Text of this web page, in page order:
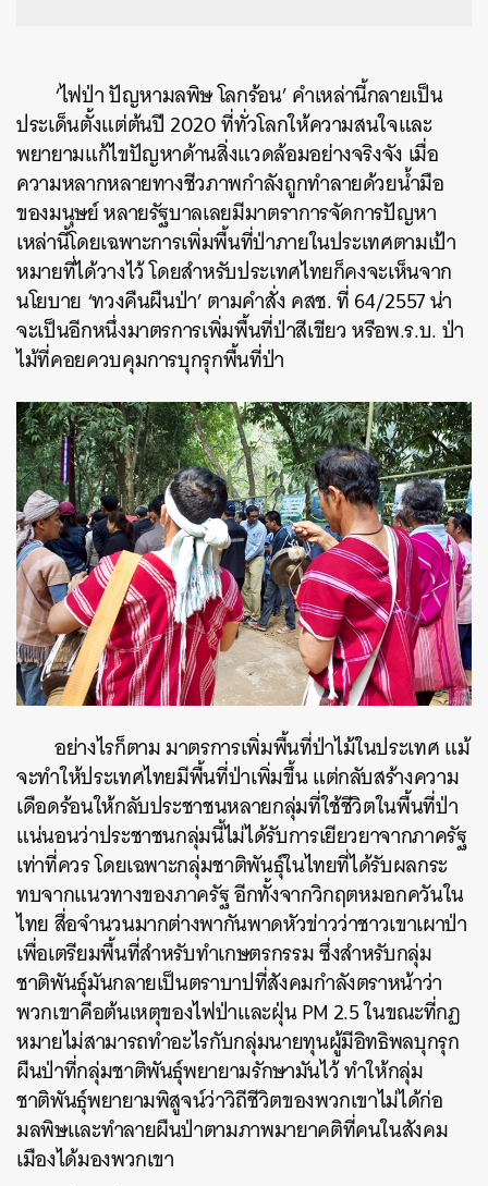
‘ไฟป่า ปัญหามลพิษ โลกร้อน’ คำเหล่านี้กลายเป็น
ประเด็นตั้งแต่ต้นปี 2020 ที่ทั่วโลกให้ความสนใจและ
พยายามแก้ไขปัญหาด้านสิ่งแวดล้อมอย่างจริงจัง เมื่อ
ความหลากหลายทางชีวภาพกำลังถูกทำลายด้วยน้ำมือ
ของมนุษย์ หลายรัฐบาลเลยมีมาตราการจัดการปัญหา
เหล่านี้โดยเฉพาะการเพิ่มพื้นที่ป่าภายในประเทศตามเป้า
หมายที่ได้วางไว้ โดยสำหรับประเทศไทยก็คงจะเห็นจาก
นโยบาย ‘ทวงคืนผืนป่า’ ตามคำสั่ง คสช. ที่ 64/2557 น่า
จะเป็นอีกหนึ่งมาตรการเพิ่มพื้นที่ป่าสีเขียว หรือพ.ร.บ. ป่า
ไม้ที่คอยควบคุมการบุกรุกพื้นที่ป่า
อย่างไรก็ตาม มาตรการเพิ่มพื้นที่ป่าไม้ในประเทศ แม้
จะทำให้ประเทศไทยมีพื้นที่ป่าเพิ่มขึ้น แต่กลับสร้างความ
เดือดร้อนให้กลับประชาชนหลายกลุ่มที่ใช้ชีวิตในพื้นที่ป่า
แน่นอนว่าประชาชนกลุ่มนี้ไม่ได้รับการเยียวยาจากภาครัฐ
เท่าที่ควร โดยเฉพาะกลุ่มชาติพันธุ์ในไทยที่ได้รับผลกระ
ทบจากแนวทางของภาครัฐ อีกทั้งจากวิกฤตหมอกควันใน
ไทย สื่อจำนวนมากต่างพากันพาดหัวข่าวว่าชาวเขาเผาป่า
เพื่อเตรียมพื้นที่สำหรับทำเกษตรกรรม ซึ่งสำหรับกลุ่ม
ชาติพันธุ์มันกลายเป็นตราบาปที่สังคมกำลังตราหน้าว่า
พวกเขาคือต้นเหตุของไฟป่าและฝุ่น PM 2.5 ในขณะที่กฏ
หมายไม่สามารถทำอะไรกับกลุ่มนายทุนผู้มีอิทธิพลบุกรุก
ผืนป่าที่กลุ่มชาติพันธุ์พยายามรักษามันไว้ ทำให้กลุ่ม
ชาติพันธุ์พยายามพิสูจน์ว่าวิถีชีวิตของพวกเขาไม่ได้ก่อ
มลพิษและทำลายผืนป่าตามภาพมายาคติที่คนในสังคม
เมืองได้มองพวกเขา